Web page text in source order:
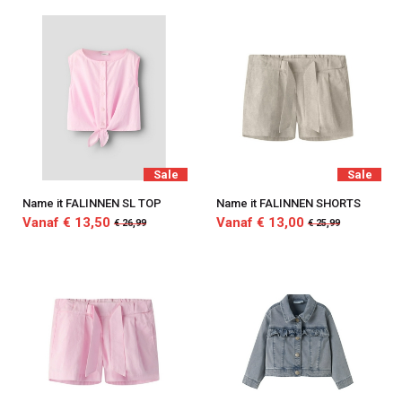
Sale
Name it FALINNEN SL TOP
Vanaf € 13,50 € 26,99
Sale
Name it FALINNEN SHORTS
Vanaf € 13,00 € 25,99